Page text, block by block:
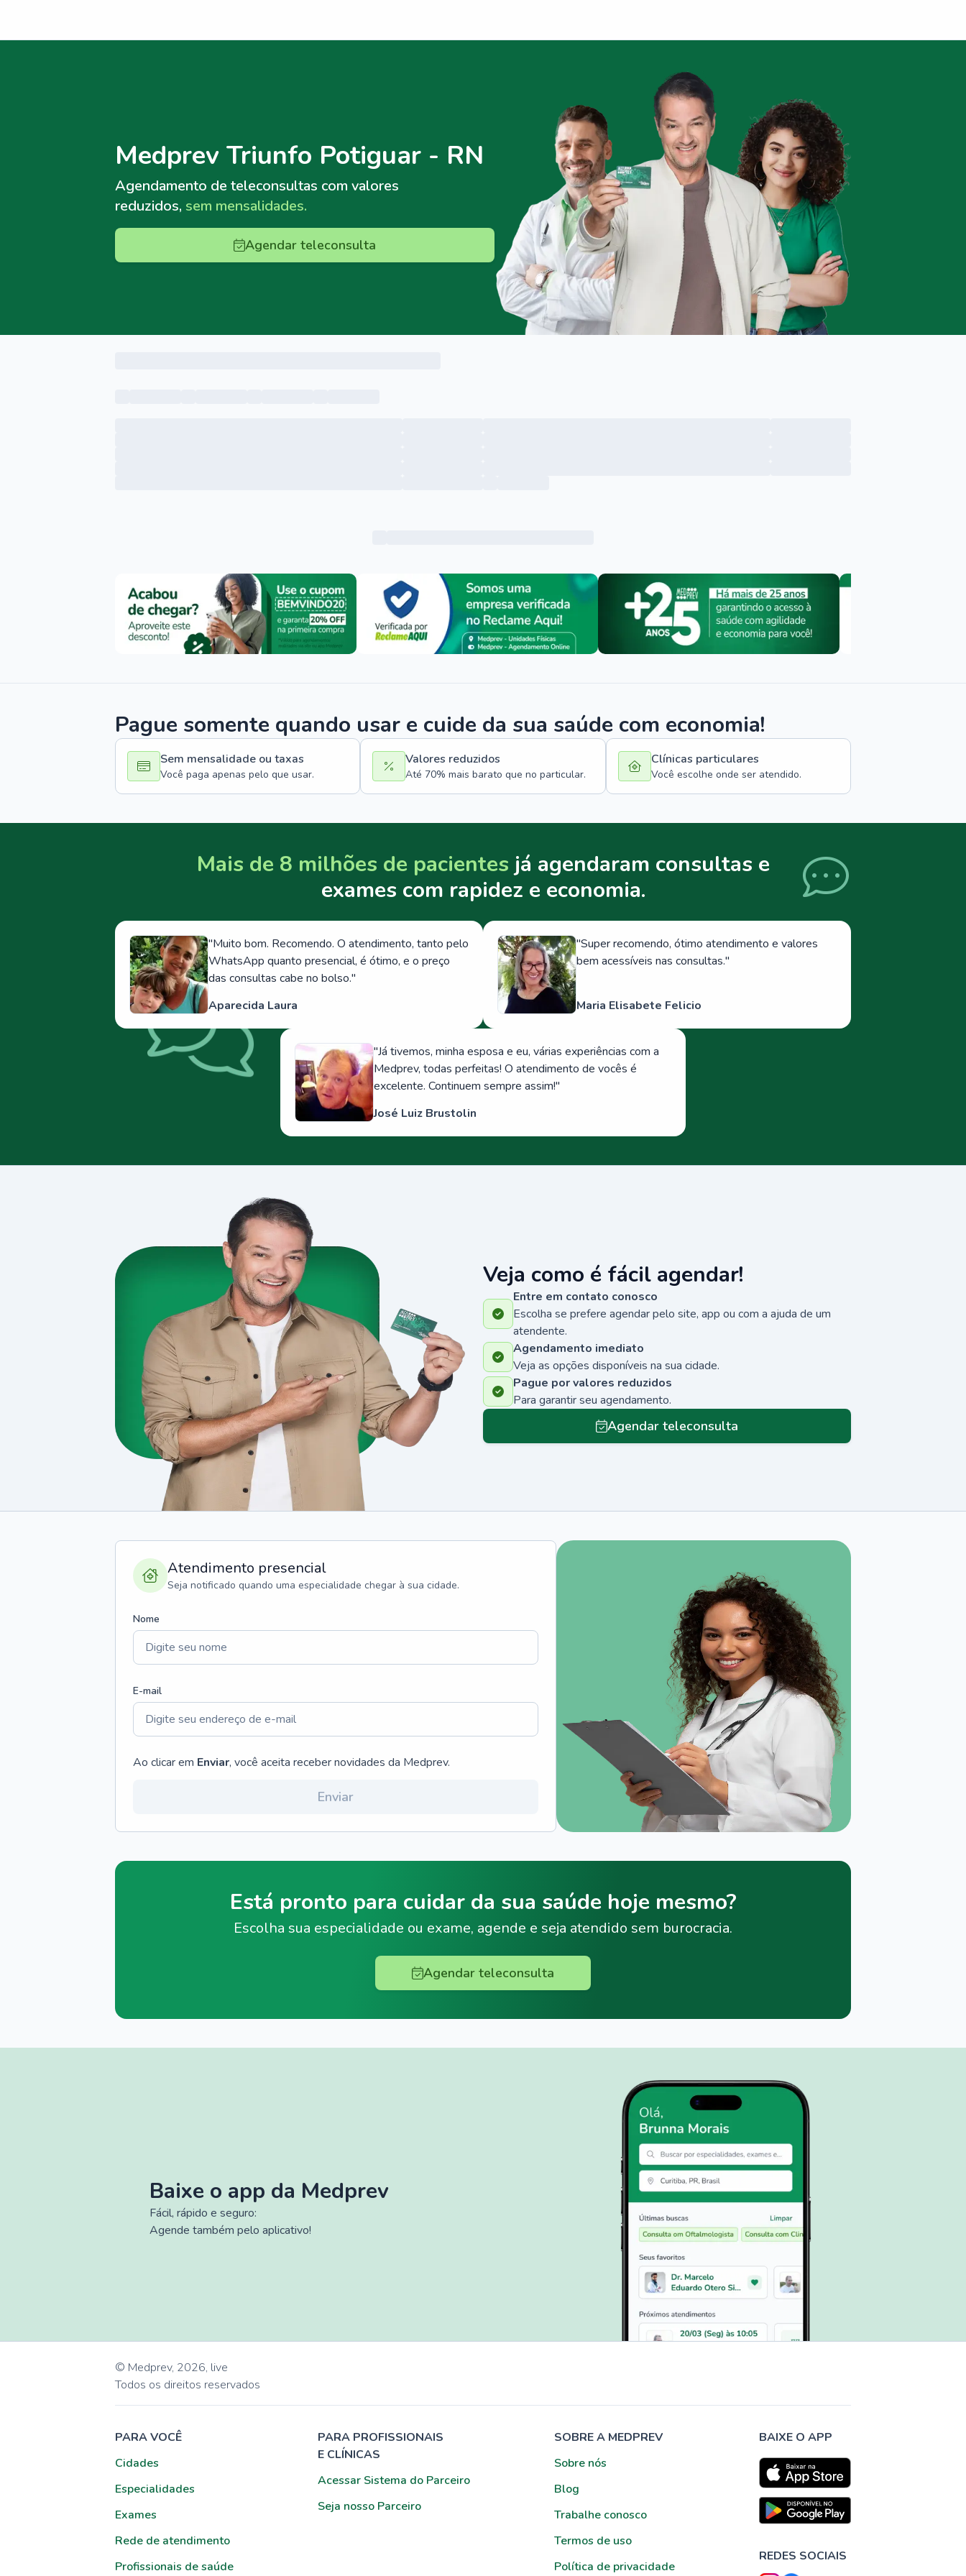
Medprev Triunfo Potiguar - RN
Agendamento de teleconsultas com valores
reduzidos, sem mensalidades.
Agendar teleconsulta
Menu lateral
Pague somente quando usar e cuide da sua saúde com economia!
Sem mensalidade ou taxas
Você paga apenas pelo que usar.
Valores reduzidos
Até 70% mais barato que no particular.
Clínicas particulares
Você escolhe onde ser atendido.
Mais de 8 milhões de pacientes já agendaram consultas e
exames com rapidez e economia.
"Muito bom. Recomendo. O atendimento, tanto pelo
WhatsApp quanto presencial, é ótimo, e o preço
das consultas cabe no bolso."
Aparecida Laura
"Super recomendo, ótimo atendimento e valores
bem acessíveis nas consultas."
Maria Elisabete Felicio
"Já tivemos, minha esposa e eu, várias experiências com a
Medprev, todas perfeitas! O atendimento de vocês é
excelente. Continuem sempre assim!"
José Luiz Brustolin
Veja como é fácil agendar!
Entre em contato conosco
Escolha se prefere agendar pelo site, app ou com a ajuda de um
atendente.
Agendamento imediato
Veja as opções disponíveis na sua cidade.
Pague por valores reduzidos
Para garantir seu agendamento.
Agendar teleconsulta
Atendimento presencial
Seja notificado quando uma especialidade chegar à sua cidade.
Nome
E-mail
Ao clicar em Enviar, você aceita receber novidades da Medprev.
Enviar
Está pronto para cuidar da sua saúde hoje mesmo?
Escolha sua especialidade ou exame, agende e seja atendido sem burocracia.
Agendar teleconsulta
Baixe o app da Medprev
Fácil, rápido e seguro:
Agende também pelo aplicativo!
© Medprev, 2026, live
Todos os direitos reservados
PARA VOCÊ
Cidades
Especialidades
Exames
Rede de atendimento
Profissionais de saúde
PARA PROFISSIONAIS
E CLÍNICAS
Acessar Sistema do Parceiro
Seja nosso Parceiro
SOBRE A MEDPREV
Sobre nós
Blog
Trabalhe conosco
Termos de uso
Política de privacidade
BAIXE O APP
REDES SOCIAIS